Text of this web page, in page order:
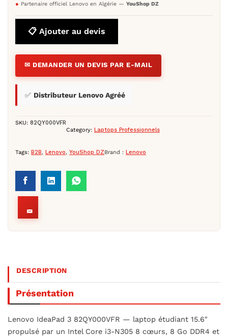
● Partenaire officiel Lenovo en Algérie — YouShop DZ
📋 Ajouter au devis
✉ DEMANDER UN DEVIS PAR E-MAIL
✅ Distributeur Lenovo Agréé
SKU: 82QY000VFR
Category: Laptops Professionnels
Tags: B2B, Lenovo, YouShop DZBrand : Lenovo
DESCRIPTION
Présentation
Lenovo IdeaPad 3 82QY000VFR — laptop étudiant 15.6″
propulsé par un Intel Core i3-N305 8 cœurs, 8 Go DDR4 et